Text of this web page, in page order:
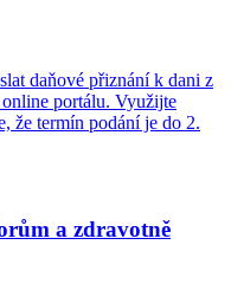
daňové přiznání k dani z
portálu. Využijte
že termín podání je do 2.
a zdravotně